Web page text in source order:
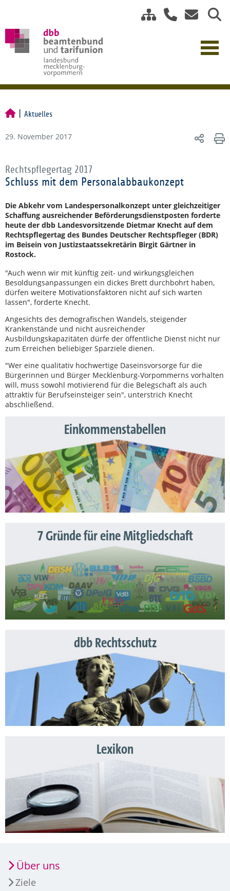
Aktuelles
29. November 2017
Rechtspflegertag 2017
Schluss mit dem Personalabbaukonzept
Die Abkehr vom Landespersonalkonzept unter gleichzeitiger
Schaffung ausreichender Beförderungsdienstposten forderte
heute der dbb Landesvorsitzende Dietmar Knecht auf dem
Rechtspflegertag des Bundes Deutscher Rechtspfleger (BDR)
im Beisein von Justizstaatssekretärin Birgit Gärtner in
Rostock.
"Auch wenn wir mit künftig zeit- und wirkungsgleichen
Besoldungsanpassungen ein dickes Brett durchbohrt haben,
dürfen weitere Motivationsfaktoren nicht auf sich warten
lassen", forderte Knecht.
Angesichts des demografischen Wandels, steigender
Krankenstände und nicht ausreichender
Ausbildungskapazitäten dürfe der öffentliche Dienst nicht nur
zum Erreichen beliebiger Sparziele dienen.
"Wer eine qualitativ hochwertige Daseinsvorsorge für die
Bürgerinnen und Bürger Mecklenburg-Vorpommerns vorhalten
will, muss sowohl motivierend für die Belegschaft als auch
attraktiv für Berufseinsteiger sein", unterstrich Knecht
abschließend.
Einkommenstabellen
7 Gründe für eine Mitgliedschaft
dbb Rechtsschutz
Lexikon
Über uns
Ziele